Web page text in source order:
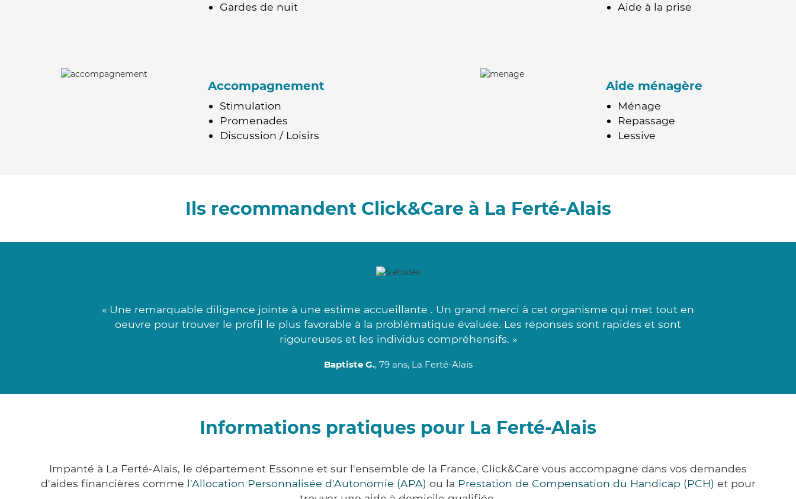
Gardes de nuit
Aide à la prise
Accompagnement
Stimulation
Promenades
Discussion / Loisirs
Aide ménagère
Ménage
Repassage
Lessive
Ils recommandent Click&Care à La Ferté-Alais
« Une remarquable diligence jointe à une estime accueillante . Un grand merci à cet organisme qui met tout en
oeuvre pour trouver le profil le plus favorable à la problématique évaluée. Les réponses sont rapides et sont
rigoureuses et les individus compréhensifs. »
Baptiste G., 79 ans, La Ferté-Alais
Informations pratiques pour La Ferté-Alais
Impanté à La Ferté-Alais, le département Essonne et sur l'ensemble de la France, Click&Care vous accompagne dans vos demandes
d'aides financières comme l'Allocation Personnalisée d'Autonomie (APA) ou la Prestation de Compensation du Handicap (PCH) et pour